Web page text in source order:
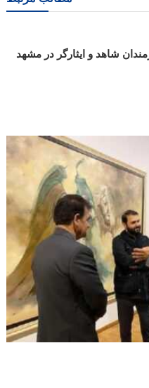
هنرمندان شاهد و ایثارگر در مشهد